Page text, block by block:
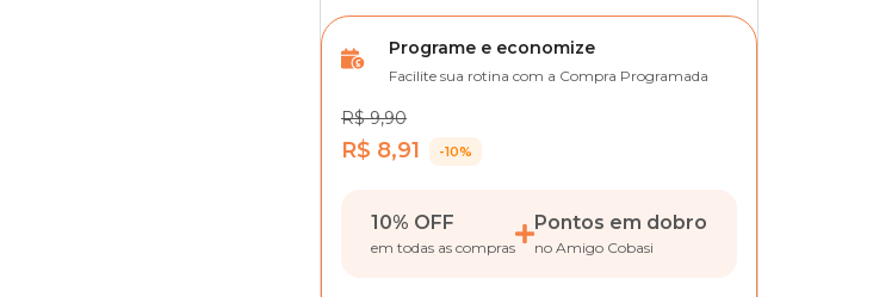
Programe e economize
Facilite sua rotina com a Compra Programada
R$ 9,90
R$ 8,91 -10%
10% OFF
em todas as compras
Pontos em dobro
no Amigo Cobasi